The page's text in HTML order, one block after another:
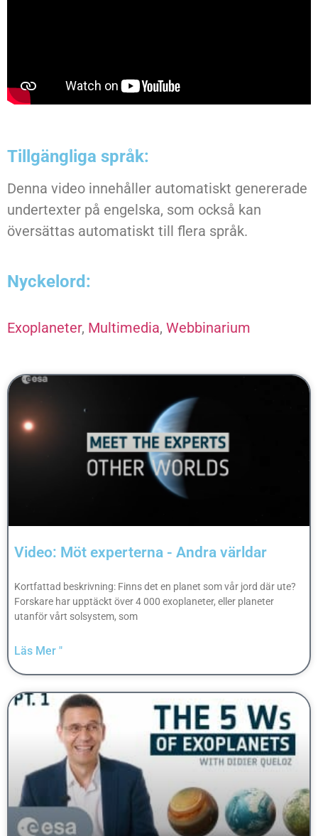
Tillgängliga språk:
Denna video innehåller automatiskt genererade
undertexter på engelska, som också kan
översättas automatiskt till flera språk.
Nyckelord:
Exoplaneter, Multimedia, Webbinarium
Video: Möt experterna - Andra världar
Kortfattad beskrivning: Finns det en planet som vår jord där ute?
Forskare har upptäckt över 4 000 exoplaneter, eller planeter
utanför vårt solsystem, som
Läs Mer "